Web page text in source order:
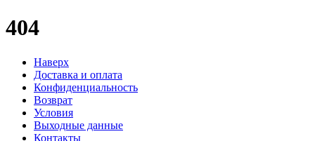
404
Наверх
Доставка и оплата
Конфиденциальность
Возврат
Условия
Выходные данные
Контакты